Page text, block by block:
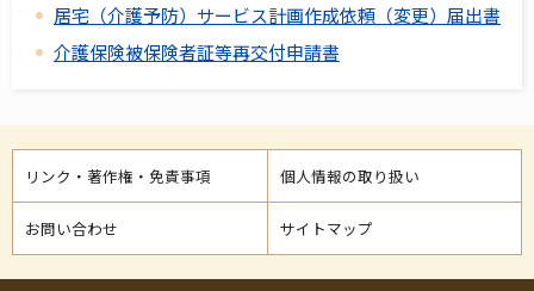
居宅（介護予防）サービス計画作成依頼（変更）届出書
介護保険被保険者証等再交付申請書
リンク・著作権・免責事項 個人情報の取り扱い
お問い合わせ サイトマップ